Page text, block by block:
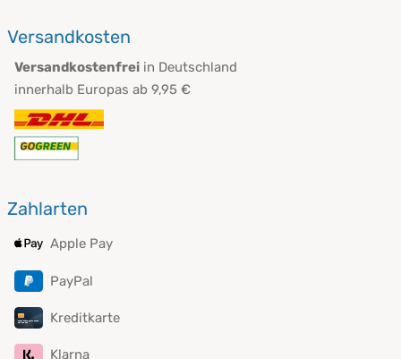
Versandkosten
Versandkostenfrei in Deutschland
innerhalb Europas ab 9,95 €
Zahlarten
Apple Pay
PayPal
Kreditkarte
Klarna